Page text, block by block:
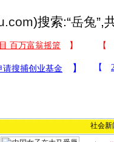
)搜索:“岳兔”,
社会新